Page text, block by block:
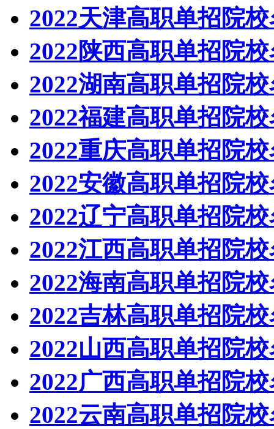
2022天津高职单招院
2022陕西高职单招院
2022湖南高职单招院
2022福建高职单招院
2022重庆高职单招院
2022安徽高职单招院
2022辽宁高职单招院
2022江西高职单招院
2022海南高职单招院
2022吉林高职单招院
2022山西高职单招院
2022广西高职单招院
2022云南高职单招院